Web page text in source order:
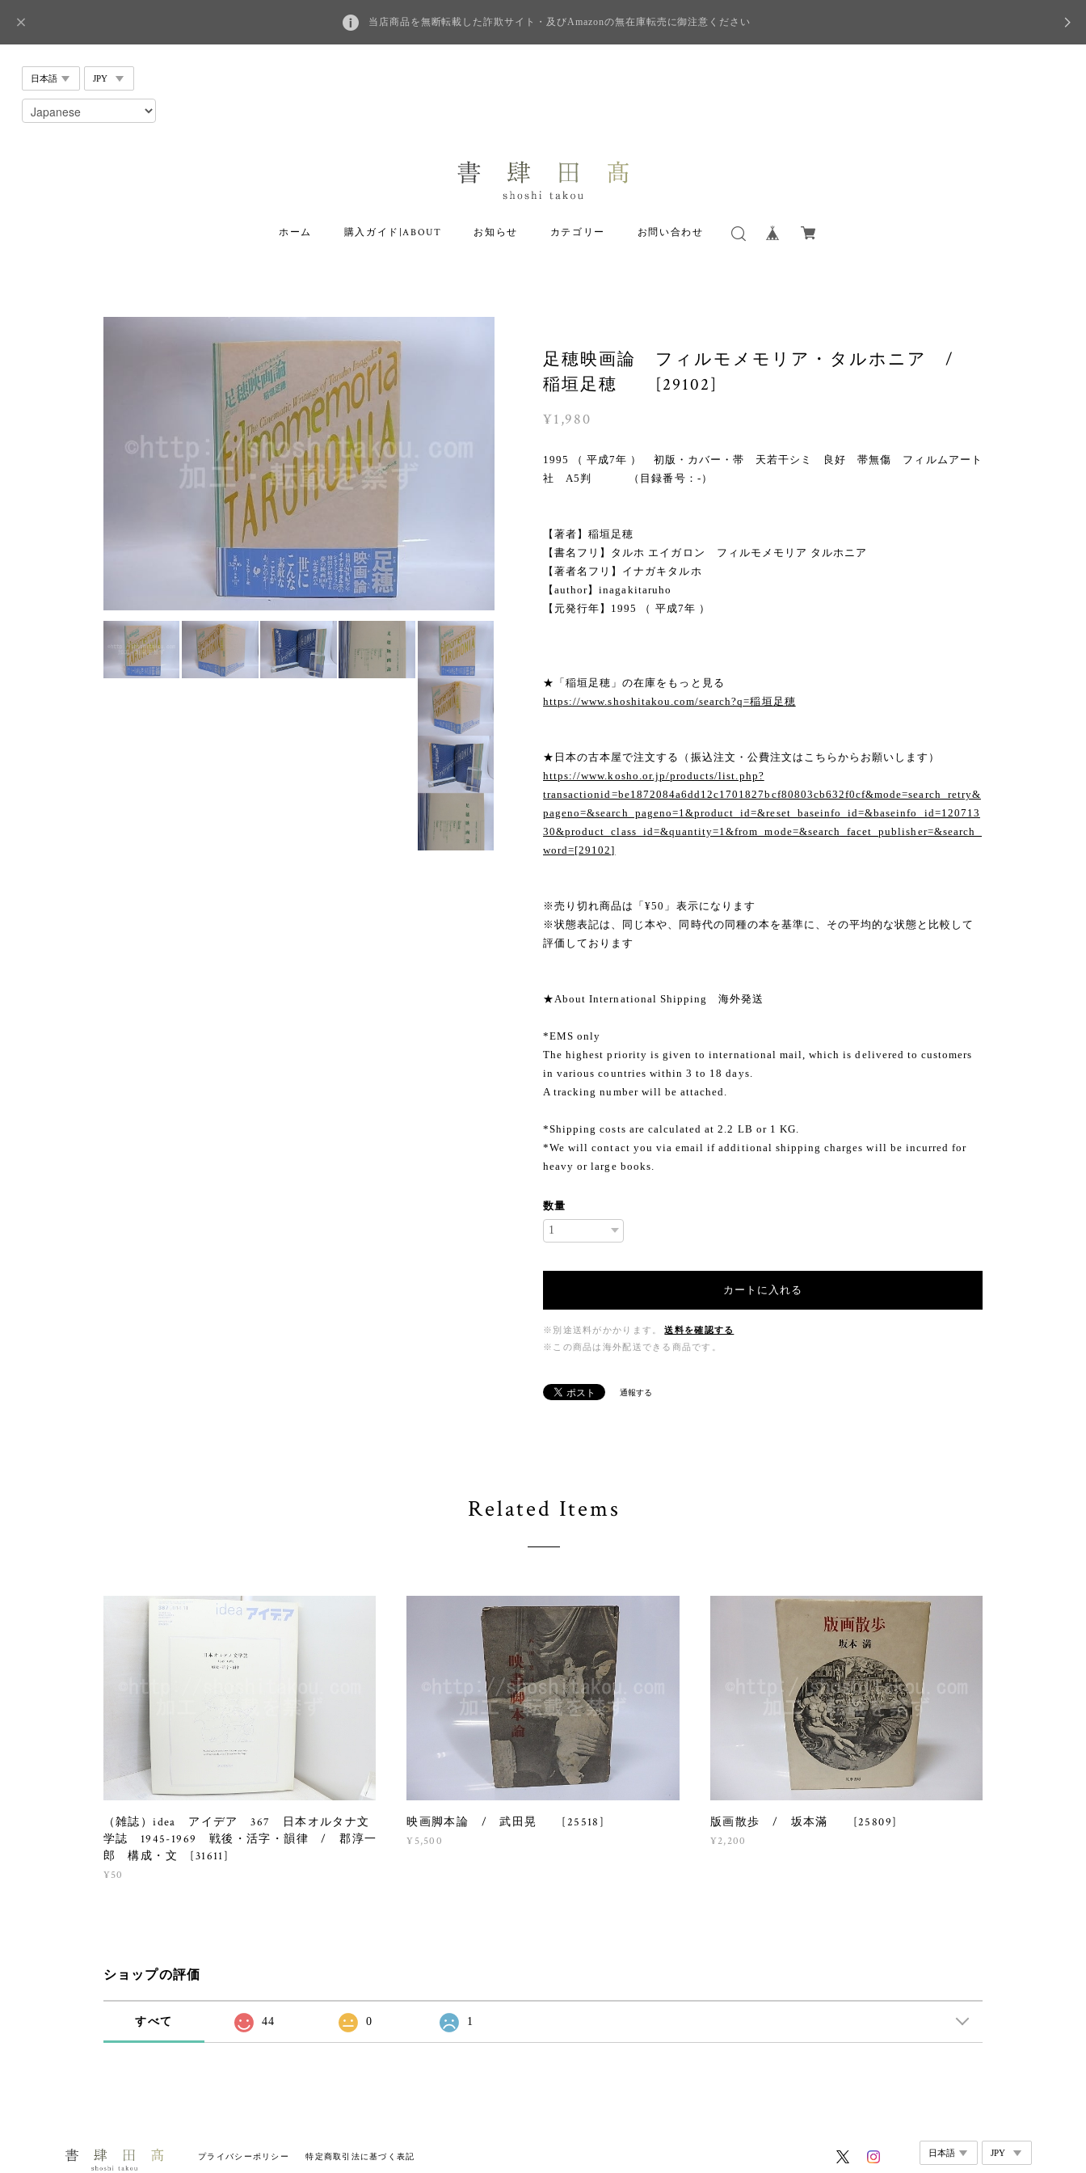
当店商品を無断転載した詐欺サイト・及びAmazonの無在庫転売に御注意ください
ホーム 購入ガイド|ABOUT お知らせ カテゴリー お問い合わせ
足穂映画論 フィルモメモリア・タルホニア /
稲垣足穂 [29102]
¥1,980
1995 （ 平成7年 ） 初版・カバー・帯 天若干シミ 良好 帯無傷 フィルムアート
社 A5判 （目録番号：-）
【著者】稲垣足穂
【書名フリ】タルホ エイガロン フィルモメモリア タルホニア
【著者名フリ】イナガキタルホ
【author】inagakitaruho
【元発行年】1995 （ 平成7年 ）
★「稲垣足穂」の在庫をもっと見る
https://www.shoshitakou.com/search?q=稲垣足穂
★日本の古本屋で注文する（振込注文・公費注文はこちらからお願いします）
https://www.kosho.or.jp/products/list.php?
transactionid=be1872084a6dd12c1701827bcf80803cb632f0cf&mode=search_retry&
pageno=&search_pageno=1&product_id=&reset_baseinfo_id=&baseinfo_id=120713
30&product_class_id=&quantity=1&from_mode=&search_facet_publisher=&search_
word=[29102]
※売り切れ商品は「¥50」表示になります
※状態表記は、同じ本や、同時代の同種の本を基準に、その平均的な状態と比較して
評価しております
★About International Shipping 海外発送
*EMS only
The highest priority is given to international mail, which is delivered to customers
in various countries within 3 to 18 days.
A tracking number will be attached.
*Shipping costs are calculated at 2.2 LB or 1 KG.
*We will contact you via email if additional shipping charges will be incurred for
heavy or large books.
数量
カートに入れる
※別途送料がかかります。
送料を確認する
※この商品は海外配送できる商品です。
通報する
Related Items
（雑誌）idea アイデア 367 日本オルタナ文
学誌 1945-1969 戦後・活字・韻律 / 郡淳一
郎 構成・文 [31611]
¥50
映画脚本論 / 武田晃 [25518]
¥5,500
版画散歩 / 坂本滿 [25809]
¥2,200
ショップの評価
すべて 44 0 1
プライバシーポリシー 特定商取引法に基づく表記